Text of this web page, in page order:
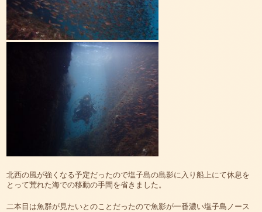
北西の風が強くなる予定だったので塩子島の島影に入り船上にて休息を
とって荒れた海での移動の手間を省きました。
二本目は魚群が見たいとのことだったので魚影が一番濃い塩子島ノース